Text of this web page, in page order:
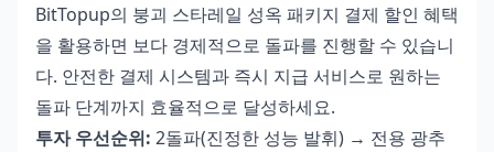
BitTopup의 붕괴 스타레일 성옥 패키지 결제 할인 혜택
을 활용하면 보다 경제적으로 돌파를 진행할 수 있습니
다. 안전한 결제 시스템과 즉시 지급 서비스로 원하는
돌파 단계까지 효율적으로 달성하세요.
투자 우선순위: 2돌파(진정한 성능 발휘) → 전용 광추